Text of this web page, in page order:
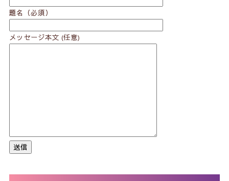
題名（必須）
メッセージ本文 (任意)